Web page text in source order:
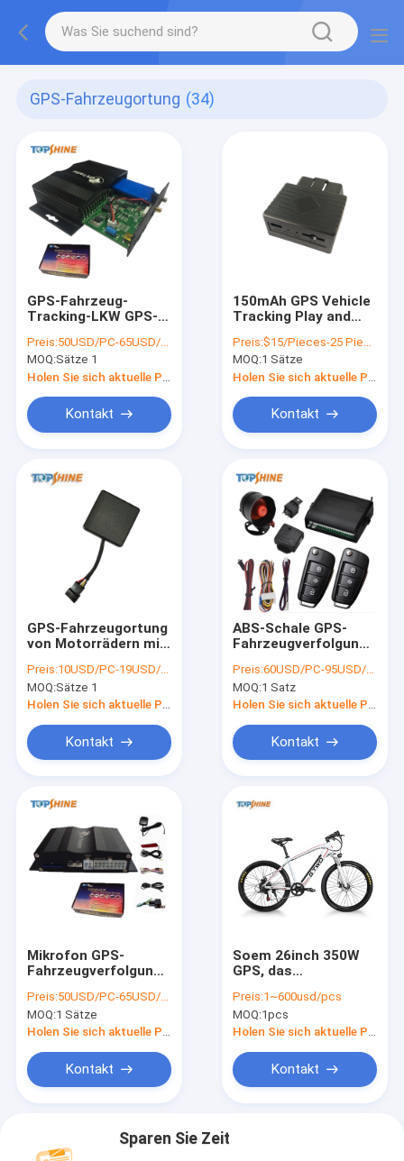
GPS-Fahrzeugortung (34)
GPS-Fahrzeug-
Tracking-LKW GPS-
Wege-
Kommunikation
Preis:50USD/PC-65USD/PC
MOQ:Sätze 1
Kontakt
150mAh GPS Vehicle
Tracking Play and
AGPS-
Schnellpositionierung
Preis:$15/Pieces-25 Pieces
MOQ:1 Sätze
Kontakt
GPS-Fahrzeugortung
von Motorrädern mit
Kommunikation
Preis:10USD/PC-19USD/PC
MOQ:Sätze 1
Kontakt
ABS-Schale GPS-
Fahrzeugverfolgung
Autoalarm mit
Fernentriegelungssperre
Preis:60USD/PC-95USD/PC
MOQ:1 Satz
Kontakt
Mikrofon GPS-
Fahrzeugverfolgung
Verfolger SD-Karten-
Datenlogger
Preis:50USD/PC-65USD/PC
MOQ:1 Sätze
Holen Sie sich aktuelle Preis
Kontakt
Soem 26inch 350W
GPS, das
Fahrrad mit
Diagnosedaten
speedodemeter
Preis:1~600usd/pcs
MOQ:1pcs
Holen Sie sich aktuelle Preis
Kontakt
Sparen Sie Zeit